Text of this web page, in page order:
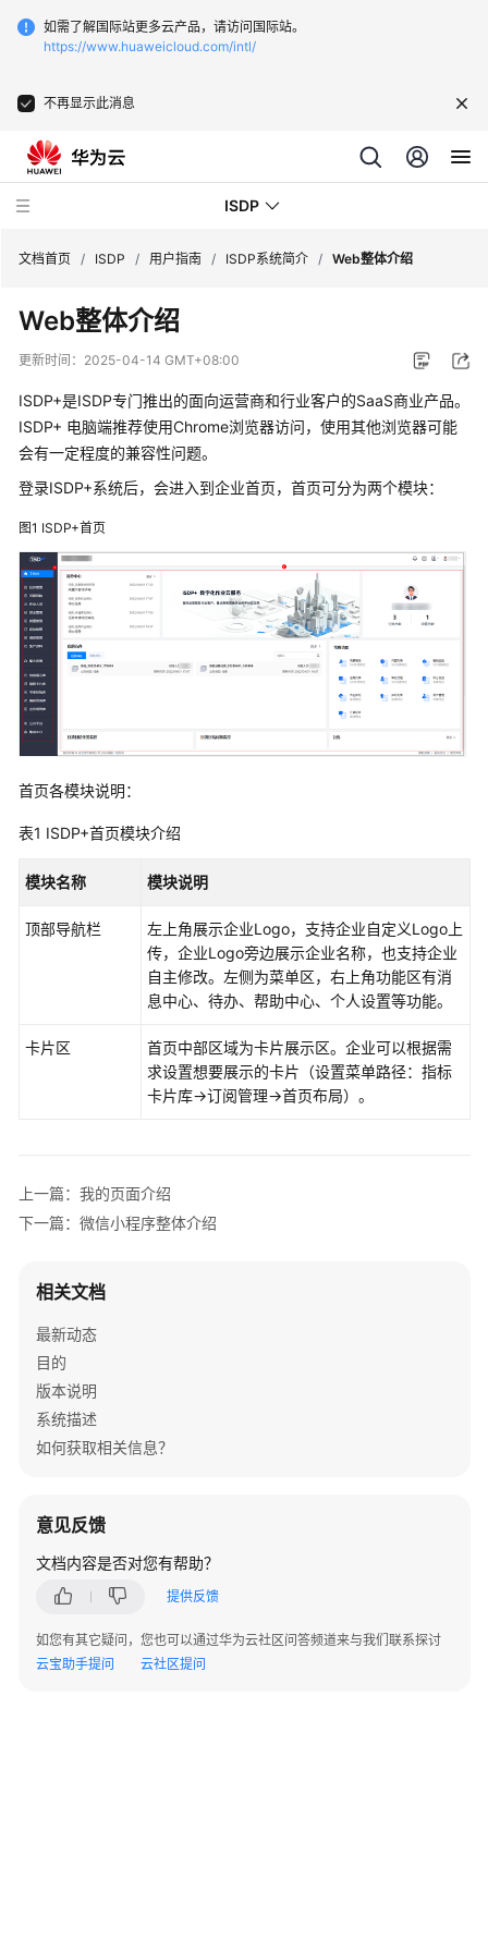
如需了解国际站更多云产品，请访问国际站。
https://www.huaweicloud.com/intl/
不再显示此消息
ISDP
最
新
态
用
指
南
产
品
手
册
说
产
概
产
功
架
录
统
简
介
APP
整
体
整
体
绍
文档首页 / ISDP / 用户指南 / ISDP系统简介 / Web整体介绍
Web整体介绍
更新时间： 2025-04-14 GMT+08:00
ISDP+是ISDP专门推出的面向运营商和行业客户的SaaS商业产品。
ISDP+ 电脑端推荐使用Chrome浏览器访问，使用其他浏览器可能
会有一定程度的兼容性问题。
登录ISDP+系统后，会进入到企业首页，首页可分为两个模块：
图1 ISDP+首页
首页各模块说明：
表1 ISDP+首页模块介绍
模块名称 模块说明
顶部导航栏
左上角展示企业Logo，支持企业自定义Logo上
传，企业Logo旁边展示企业名称，也支持企业
自主修改。左侧为菜单区，右上角功能区有消
息中心、待办、帮助中心、个人设置等功能。
卡片区
首页中部区域为卡片展示区。企业可以根据需
求设置想要展示的卡片（设置菜单路径：指标
卡片库->订阅管理->首页布局）。
上一篇：我的页面介绍
下一篇：微信小程序整体介绍
相关文档
最新动态
目的
版本说明
系统描述
如何获取相关信息？
意见反馈
文档内容是否对您有帮助？
提供反馈
如您有其它疑问，您也可以通过华为云社区问答频道来与我们联系探讨
云宝助手提问
云社区提问